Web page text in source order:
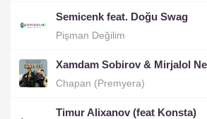
Semicenk feat. Doğu Swag
Pişman Değilim
Xamdam Sobirov & Mirjalol
Chapan (Premyera)
Timur Alixanov (feat Konsta)